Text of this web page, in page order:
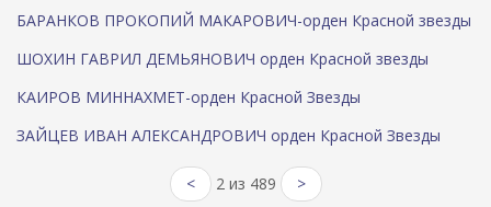
БАРАНКОВ ПРОКОПИЙ МАКАРОВИЧ-орден Красной звезды
ШОХИН ГАВРИЛ ДЕМЬЯНОВИЧ орден Красной звезды
КАИРОВ МИННАХМЕТ-орден Красной Звезды
ЗАЙЦЕВ ИВАН АЛЕКСАНДРОВИЧ орден Красной Звезды
< 2 из 489 >